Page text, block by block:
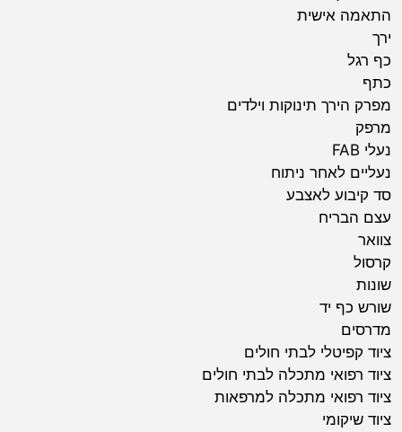
התאמה אישית
ירך
כף רגל
כתף
מפרק הירך תינוקות וילדים
מרפק
נעלי FAB
נעליים לאחר ניתוח
סד קיבוע לאצבע
עצם הבריח
צוואר
קרסול
שונות
שורש כף יד
מדרסים
ציוד קפיטלי לבתי חולים
ציוד רפואי מתכלה לבתי חולים
ציוד רפואי מתכלה למרפאות
ציוד שיקומי